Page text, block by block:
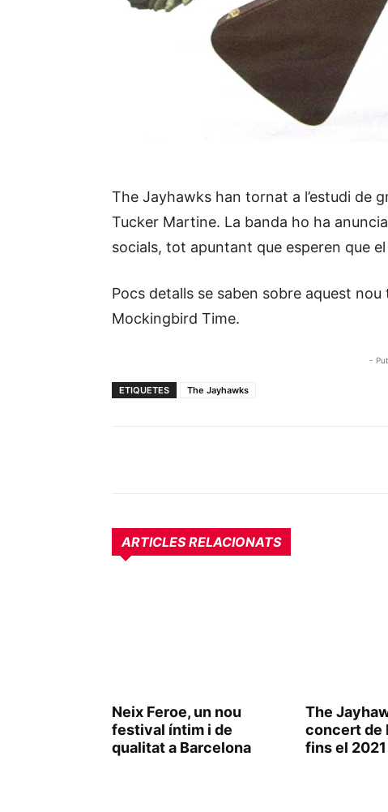
The Jayhawks han tornat a l’estudi de
Tucker Martine. La banda ho ha
socials, tot apuntant que esperen que
Pocs detalls se saben sobre aquest
Mockingbird Time.
-
ETIQUETES The Jayhawks
ARTICLES RELACIONATS
Neix Feroe, un nou
festival íntim i de
qualitat a Barcelona
The
concert de
fins el 2021